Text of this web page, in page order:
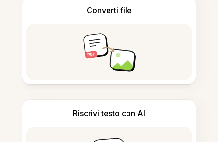
Converti file
Riscrivi testo con AI